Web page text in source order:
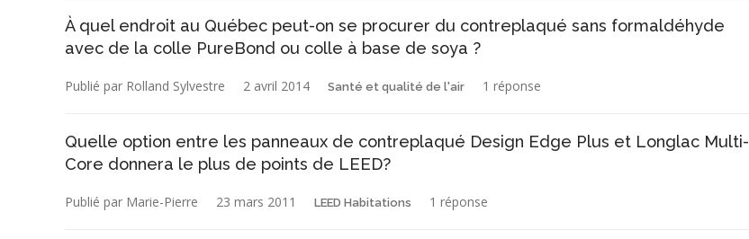
À quel endroit au Québec peut-on se procurer du contreplaqué sans formaldéhyde
avec de la colle PureBond ou colle à base de soya ?
Publié par Rolland Sylvestre 2 avril 2014 Santé et qualité de l'air 1 réponse
Quelle option entre les panneaux de contreplaqué Design Edge Plus et Longlac Multi-
Core donnera le plus de points de LEED?
Publié par Marie-Pierre 23 mars 2011 LEED Habitations 1 réponse